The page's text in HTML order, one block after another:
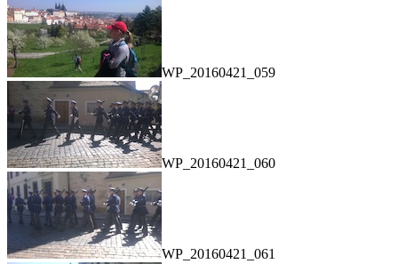
WP_20160421_059
WP_20160421_060
WP_20160421_061